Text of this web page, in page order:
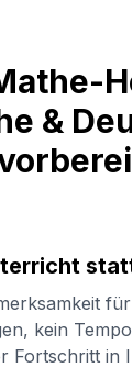
&
kein
Fortschritt in